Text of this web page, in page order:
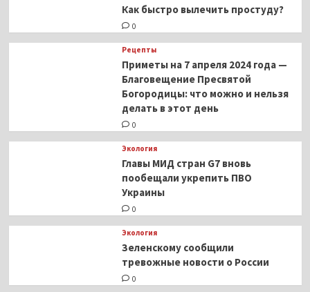
Как быстро вылечить простуду?
0
Рецепты
Приметы на 7 апреля 2024 года —
Благовещение Пресвятой
Богородицы: что можно и нельзя
делать в этот день
0
Экология
Главы МИД стран G7 вновь
пообещали укрепить ПВО
Украины
0
Экология
Зеленскому сообщили
тревожные новости о России
0